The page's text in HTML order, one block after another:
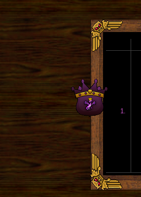
1.